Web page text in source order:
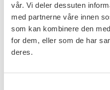
vår. Vi deler dessuten
med partnerne våre innen
som kan kombinere den
for dem, eller som de har
deres.
Leder seniorgruppa.
Flere saker